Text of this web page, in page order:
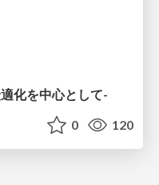
化を中心として-
0 120